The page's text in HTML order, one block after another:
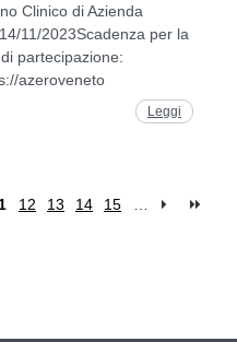
Clinico di Azienda
11/2023Scadenza per la
partecipazione:
azeroveneto
Leggi
12 13 14 15